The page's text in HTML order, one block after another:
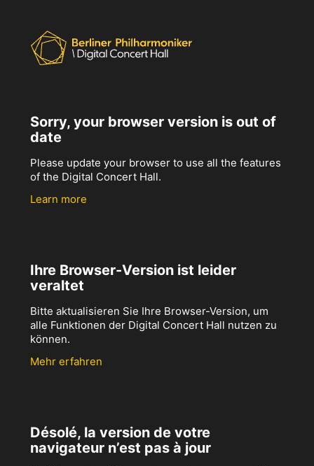
Sorry, your browser version is out of
date
Please update your browser to use all the features
of the Digital Concert Hall.
Learn more
Ihre Browser-Version ist leider
veraltet
Bitte aktualisieren Sie Ihre Browser-Version, um
alle Funktionen der Digital Concert Hall nutzen zu
können.
Mehr erfahren
Désolé, la version de votre
navigateur n’est pas à jour